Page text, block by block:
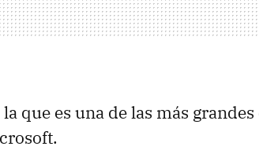
que es una de las más